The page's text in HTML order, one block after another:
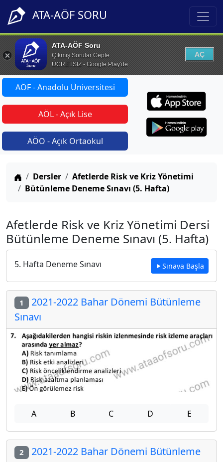
ATA-AÖF SORU
ATA-AÖF Soru
Çıkmış Sorular Cepte
ÜCRETSİZ - Google Play'de
AÇ
AÖF - Anadolu Üniversitesi
AÖL - Açık Lise
AÖO - Açık Ortaokul
Anasayfa
Dersler
Afetlerde Risk ve Kriz Yönetimi
Bütünleme Deneme Sınavı (5. Hafta)
Afetlerde Risk ve Kriz Yönetimi Dersi
Bütünleme Deneme Sınavı (5. Hafta)
5. Hafta Deneme Sınavı Sınava Başla
1 2021-2022 Bahar Dönemi Bütünleme
Sınavı
A B C D E
2 2021-2022 Bahar Dönemi Bütünleme